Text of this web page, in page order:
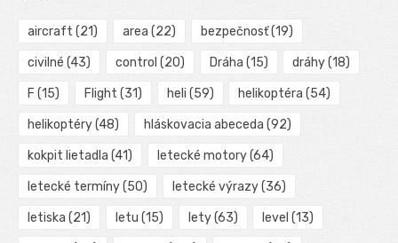
aircraft (21) area (22) bezpečnosť(19)
civilné (43) control (20) Dráha (15) dráhy(18)
F (15) Flight (31) heli (59) helikoptéra (54)
helikoptéry(48) hláskovacia abeceda (92)
kokpit lietadla (41) letecké motory(64)
letecké termíny(50) letecké výrazy(36)
letiska (21) letu (15) lety(63) level (13)